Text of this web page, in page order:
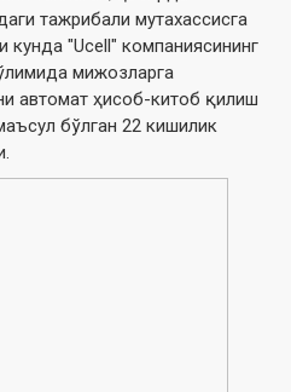
тажрибали мутахассисга
кунда "Ucell" компаниясининг
мижозларга
автомат ҳисоб-китоб қилиш
бўлган 22 кишилик